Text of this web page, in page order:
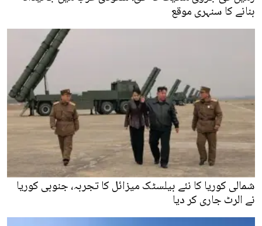
بنانے کا سنہری موقع
شمالی کوریا کا نئے بیلسٹک میزائل کا تجربہ، جنوبی کوریا
نے الرٹ جاری کر دیا